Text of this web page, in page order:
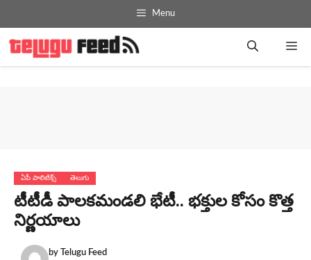
Menu
ఏపీ పాలిటిక్స్ తెలుగు
టీటీడీ పాల‌క‌మండ‌లి భేటీ.. భ‌క్తుల కోసం కొత్త
నిర్ణ‌యాలు
by Telugu Feed